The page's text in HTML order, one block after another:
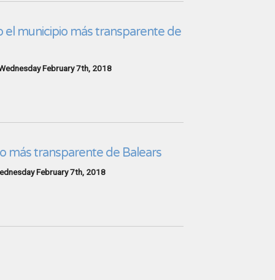
el municipio más transparente de
February 7th, 2018
más transparente de Balears
February 7th, 2018